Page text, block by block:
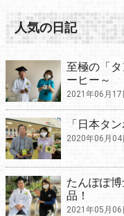
人気の日記
至極の「
ーヒー～
2021年06月17
「日本タ
2020年06月04
たんぽぽ
品！
2021年05月06